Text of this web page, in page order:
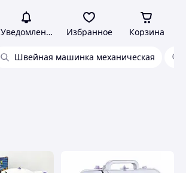
Уведомления Избранное Корзина
Швейная машинка механическая